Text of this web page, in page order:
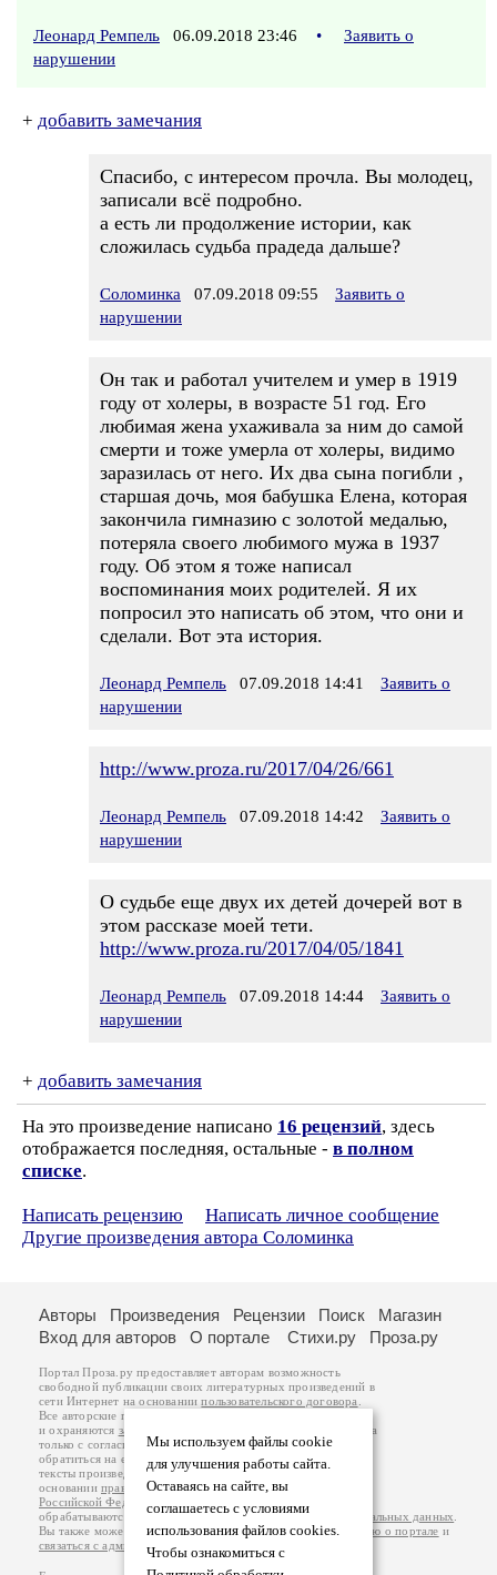
Леонард Ремпель 06.09.2018 23:46 •
Заявить о
нарушении
+ добавить замечания
Спасибо, с интересом прочла. Вы молодец,
записали всё подробно.
а есть ли продолжение истории, как
сложилась судьба прадеда дальше?
Соломинка 07.09.2018 09:55
Заявить о
нарушении
Он так и работал учителем и умер в 1919
году от холеры, в возрасте 51 год. Его
любимая жена ухаживала за ним до самой
смерти и тоже умерла от холеры, видимо
заразилась от него. Их два сына погибли ,
старшая дочь, моя бабушка Елена, которая
закончила гимназию с золотой медалью,
потеряла своего любимого мужа в 1937
году. Об этом я тоже написал
воспоминания моих родителей. Я их
попросил это написать об этом, что они и
сделали. Вот эта история.
Леонард Ремпель 07.09.2018 14:41
Заявить о
нарушении
http://www.proza.ru/2017/04/26/661
Леонард Ремпель 07.09.2018 14:42
Заявить о
нарушении
О судьбе еще двух их детей дочерей вот в
этом рассказе моей тети.
http://www.proza.ru/2017/04/05/1841
Леонард Ремпель 07.09.2018 14:44
Заявить о
нарушении
+ добавить замечания
На это произведение написано 16 рецензий, здесь
отображается последняя, остальные - в полном
списке.
Написать рецензию
Написать личное сообщение
Другие произведения автора Соломинка
Мы используем файлы cookie
для улучшения работы сайта.
Оставаясь на сайте, вы
соглашаетесь с условиями
использования файлов cookies.
Чтобы ознакомиться с
Авторы Произведения Рецензии Поиск
Магазин
Вход для авторов
О портале Стихи.ру Проза.ру
Портал Проза.ру предоставляет авторам возможность
свободной публикации своих литературных произведений в
сети Интернет на основаниипользовательского договора
Все авторские права на произведения принадлежат авторам
и охраняются законом
. Перепечатка произведений возможна
только с согласия его автора, к которому вы можете
обратиться на его авторской странице. Ответственность за
тексты произведений авторы несут самостоятельно на
основанииправил публикацииизаконодательства
Российской Федерации
обрабатываются на основанииПолитики обработки персональных данных
Вы также можете посмотреть более подробнуюинформацию о портале и
связаться с администрацией